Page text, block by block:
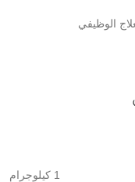
الوظيفي
1 كيلوجرام